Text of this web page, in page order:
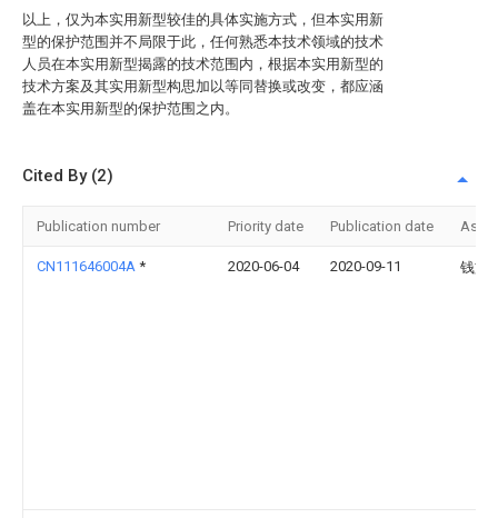
以上，仅为本实用新型较佳的具体实施方式，但本实用新
型的保护范围并不局限于此，任何熟悉本技术领域的技术
人员在本实用新型揭露的技术范围内，根据本实用新型的
技术方案及其实用新型构思加以等同替换或改变，都应涵
盖在本实用新型的保护范围之内。
Cited By (2)
Publication number Priority date Publication date
CN111646004A * 2020-06-04 2020-09-11 钱文